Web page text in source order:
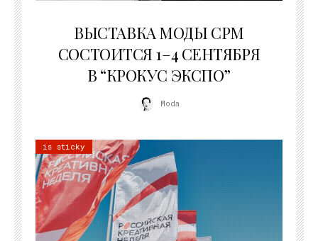
ВЫСТАВКА МОДЫ CPM
СОСТОИТСЯ 1–4 СЕНТЯБРЯ
В “КРОКУС ЭКСПО”
Moda
is sticky